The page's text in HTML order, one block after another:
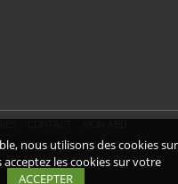
documentation - Dernière
nous utilisons des cookies sur
les cookies sur votre
ACCEPTER